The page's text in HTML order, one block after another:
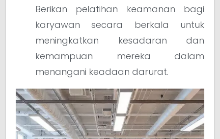
Berikan pelatihan keamanan bagi
karyawan secara berkala untuk
meningkatkan kesadaran dan
kemampuan mereka dalam
menangani keadaan darurat.